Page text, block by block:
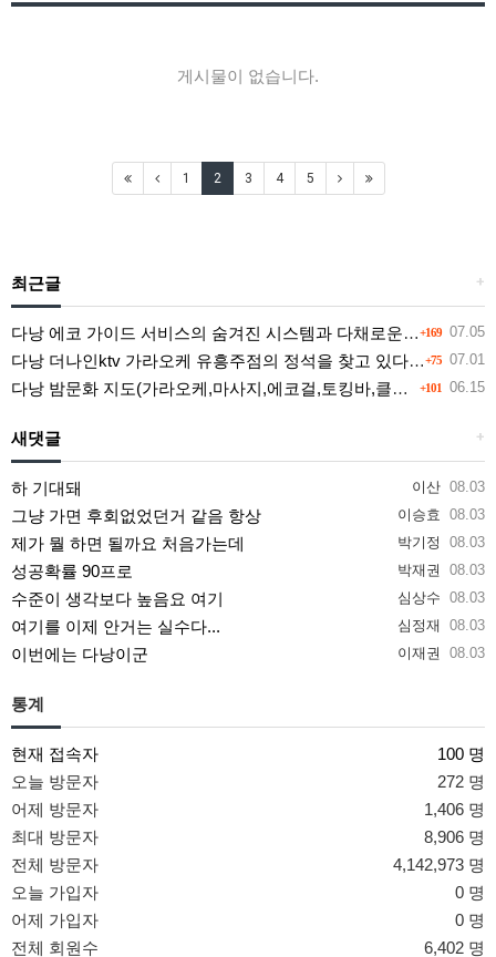
게시물이 없습니다.
1 2 3 4 5
+
최근글
+169 07.05
다낭 에코 가이드 서비스의 숨겨진 시스템과 다채로운 인력 풀의 진실
+75 07.01
다낭 더나인ktv 가라오케 유흥주점의 정석을 찾고 있다면 여기
+101 06.15
다낭 밤문화 지도(가라오케,마사지,에코걸,토킹바,클럽) 유흥별 가격 및 후기공유
+
새댓글
이산 08.03
하 기대돼
이승효 08.03
그냥 가면 후회없었던거 같음 항상
박기정 08.03
제가 뭘 하면 될까요 처음가는데
박재권 08.03
성공확률 90프로
심상수 08.03
수준이 생각보다 높음요 여기
심정재 08.03
여기를 이제 안거는 실수다...
이재권 08.03
이번에는 다낭이군
통계
현재 접속자
100 명
오늘 방문자
272 명
어제 방문자
1,406 명
최대 방문자
8,906 명
전체 방문자
4,142,973 명
오늘 가입자
0 명
어제 가입자
0 명
전체 회원수
6,402 명